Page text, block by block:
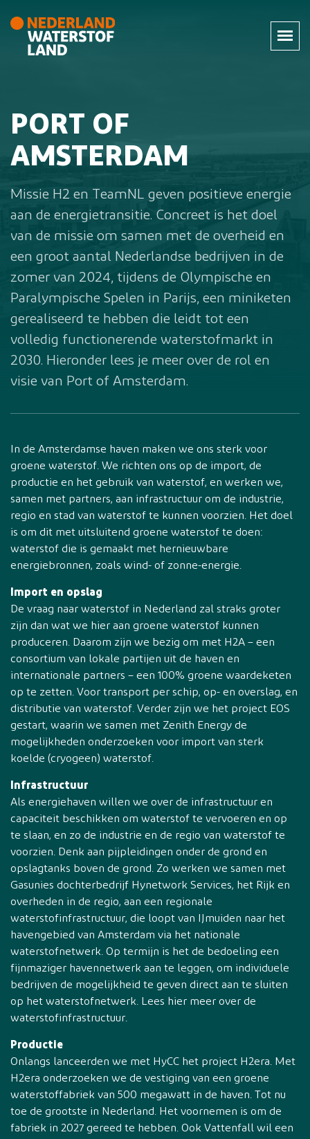
PORT OF
AMSTERDAM
Missie H2 en TeamNL geven positieve energie
aan de energietransitie. Concreet is het doel
van de missie om samen met de overheid en
een groot aantal Nederlandse bedrijven in de
zomer van 2024, tijdens de Olympische en
Paralympische Spelen in Parijs, een miniketen
gerealiseerd te hebben die leidt tot een
volledig functionerende waterstofmarkt in
2030. Hieronder lees je meer over de rol en
visie van Port of Amsterdam.
In de Amsterdamse haven maken we ons sterk voor
groene waterstof. We richten ons op de import, de
productie en het gebruik van waterstof, en werken we,
samen met partners, aan infrastructuur om de industrie,
regio en stad van waterstof te kunnen voorzien. Het doel
is om dit met uitsluitend groene waterstof te doen:
waterstof die is gemaakt met hernieuwbare
energiebronnen, zoals wind- of zonne-energie.
Import en opslag
De vraag naar waterstof in Nederland zal straks groter
zijn dan wat we hier aan groene waterstof kunnen
produceren. Daarom zijn we bezig om met H2A – een
consortium van lokale partijen uit de haven en
internationale partners – een 100% groene waardeketen
op te zetten. Voor transport per schip, op- en overslag, en
distributie van waterstof. Verder zijn we het project EOS
gestart, waarin we samen met Zenith Energy de
mogelijkheden onderzoeken voor import van sterk
koelde (cryogeen) waterstof.
Infrastructuur
Als energiehaven willen we over de infrastructuur en
capaciteit beschikken om waterstof te vervoeren en op
te slaan, en zo de industrie en de regio van waterstof te
voorzien. Denk aan pijpleidingen onder de grond en
opslagtanks boven de grond. Zo werken we samen met
Gasunies dochterbedrijf Hynetwork Services, het Rijk en
overheden in de regio, aan een regionale
waterstofinfrastructuur, die loopt van IJmuiden naar het
havengebied van Amsterdam via het nationale
waterstofnetwerk. Op termijn is het de bedoeling een
fijnmaziger havennetwerk aan te leggen, om individuele
bedrijven de mogelijkheid te geven direct aan te sluiten
op het waterstofnetwerk. Lees hier meer over de
waterstofinfrastructuur.
Productie
Onlangs lanceerden we met HyCC het project H2era. Met
H2era onderzoeken we de vestiging van een groene
waterstoffabriek van 500 megawatt in de haven. Tot nu
toe de grootste in Nederland. Het voornemen is om de
fabriek in 2027 gereed te hebben. Ook Vattenfall wil een